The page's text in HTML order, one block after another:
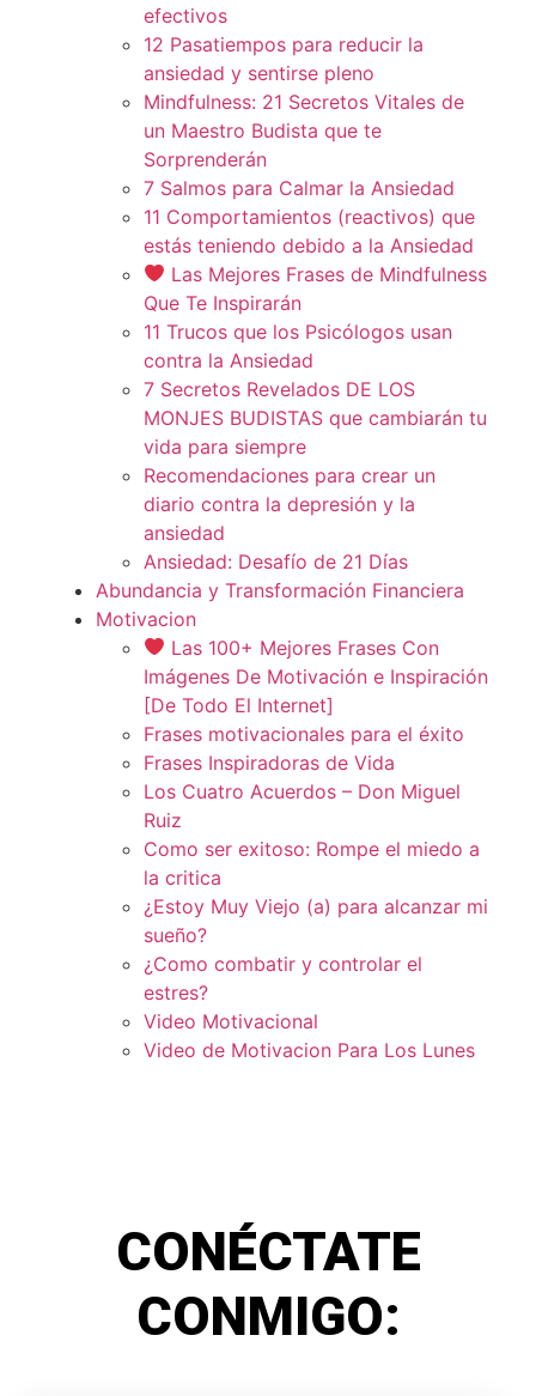
efectivos
12 Pasatiempos para reducir la
ansiedad y sentirse pleno
Mindfulness: 21 Secretos Vitales de
un Maestro Budista que te
Sorprenderán
7 Salmos para Calmar la Ansiedad
11 Comportamientos (reactivos) que
estás teniendo debido a la Ansiedad
Las Mejores Frases de Mindfulness
Que Te Inspirarán
11 Trucos que los Psicólogos usan
contra la Ansiedad
7 Secretos Revelados DE LOS
MONJES BUDISTAS que cambiarán tu
vida para siempre
Recomendaciones para crear un
diario contra la depresión y la
ansiedad
Ansiedad: Desafío de 21 Días
Abundancia y Transformación Financiera
Motivacion
Las 100+ Mejores Frases Con
Imágenes De Motivación e Inspiración
[De Todo El Internet]
Frases motivacionales para el éxito
Frases Inspiradoras de Vida
Los Cuatro Acuerdos – Don Miguel
Ruiz
Como ser exitoso: Rompe el miedo a
la critica
¿Estoy Muy Viejo (a) para alcanzar mi
sueño?
¿Como combatir y controlar el
estres?
Video Motivacional
Video de Motivacion Para Los Lunes
CONÉCTATE
CONMIGO: